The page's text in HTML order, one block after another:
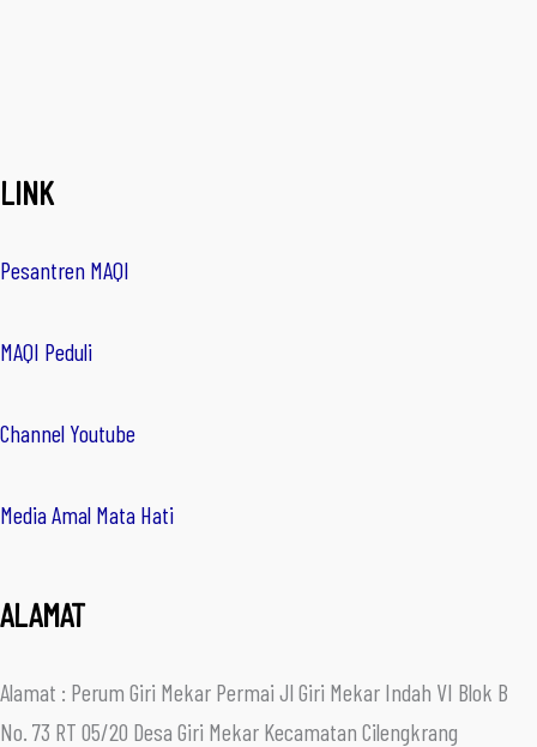
LINK
Pesantren MAQI
MAQI Peduli
Channel Youtube
Media Amal Mata Hati
ALAMAT
Alamat : Perum Giri Mekar Permai Jl Giri Mekar Indah VI Blok B
No. 73 RT 05/20 Desa Giri Mekar Kecamatan Cilengkrang